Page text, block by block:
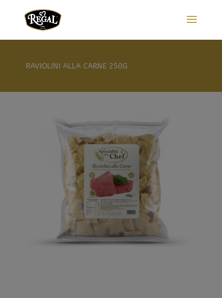
RAVIOLINI ALLA CARNE 250G